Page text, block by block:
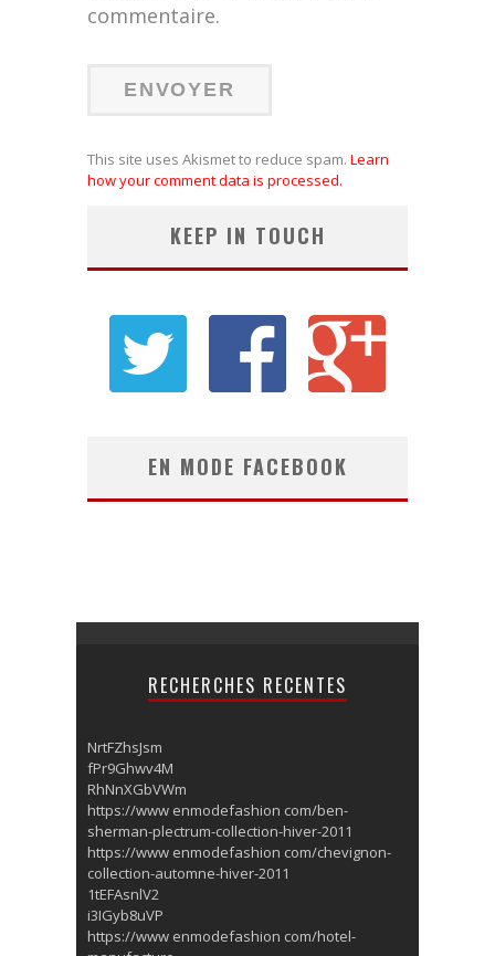
commentaire.
This site uses Akismet to reduce spam. Learn
how your comment data is processed.
KEEP IN TOUCH
EN MODE FACEBOOK
RECHERCHES RECENTES
NrtFZhsJsm
fPr9Ghwv4M
RhNnXGbVWm
https://www enmodefashion com/ben-
sherman-plectrum-collection-hiver-2011
https://www enmodefashion com/chevignon-
collection-automne-hiver-2011
1tEFAsnlV2
i3IGyb8uVP
https://www enmodefashion com/hotel-